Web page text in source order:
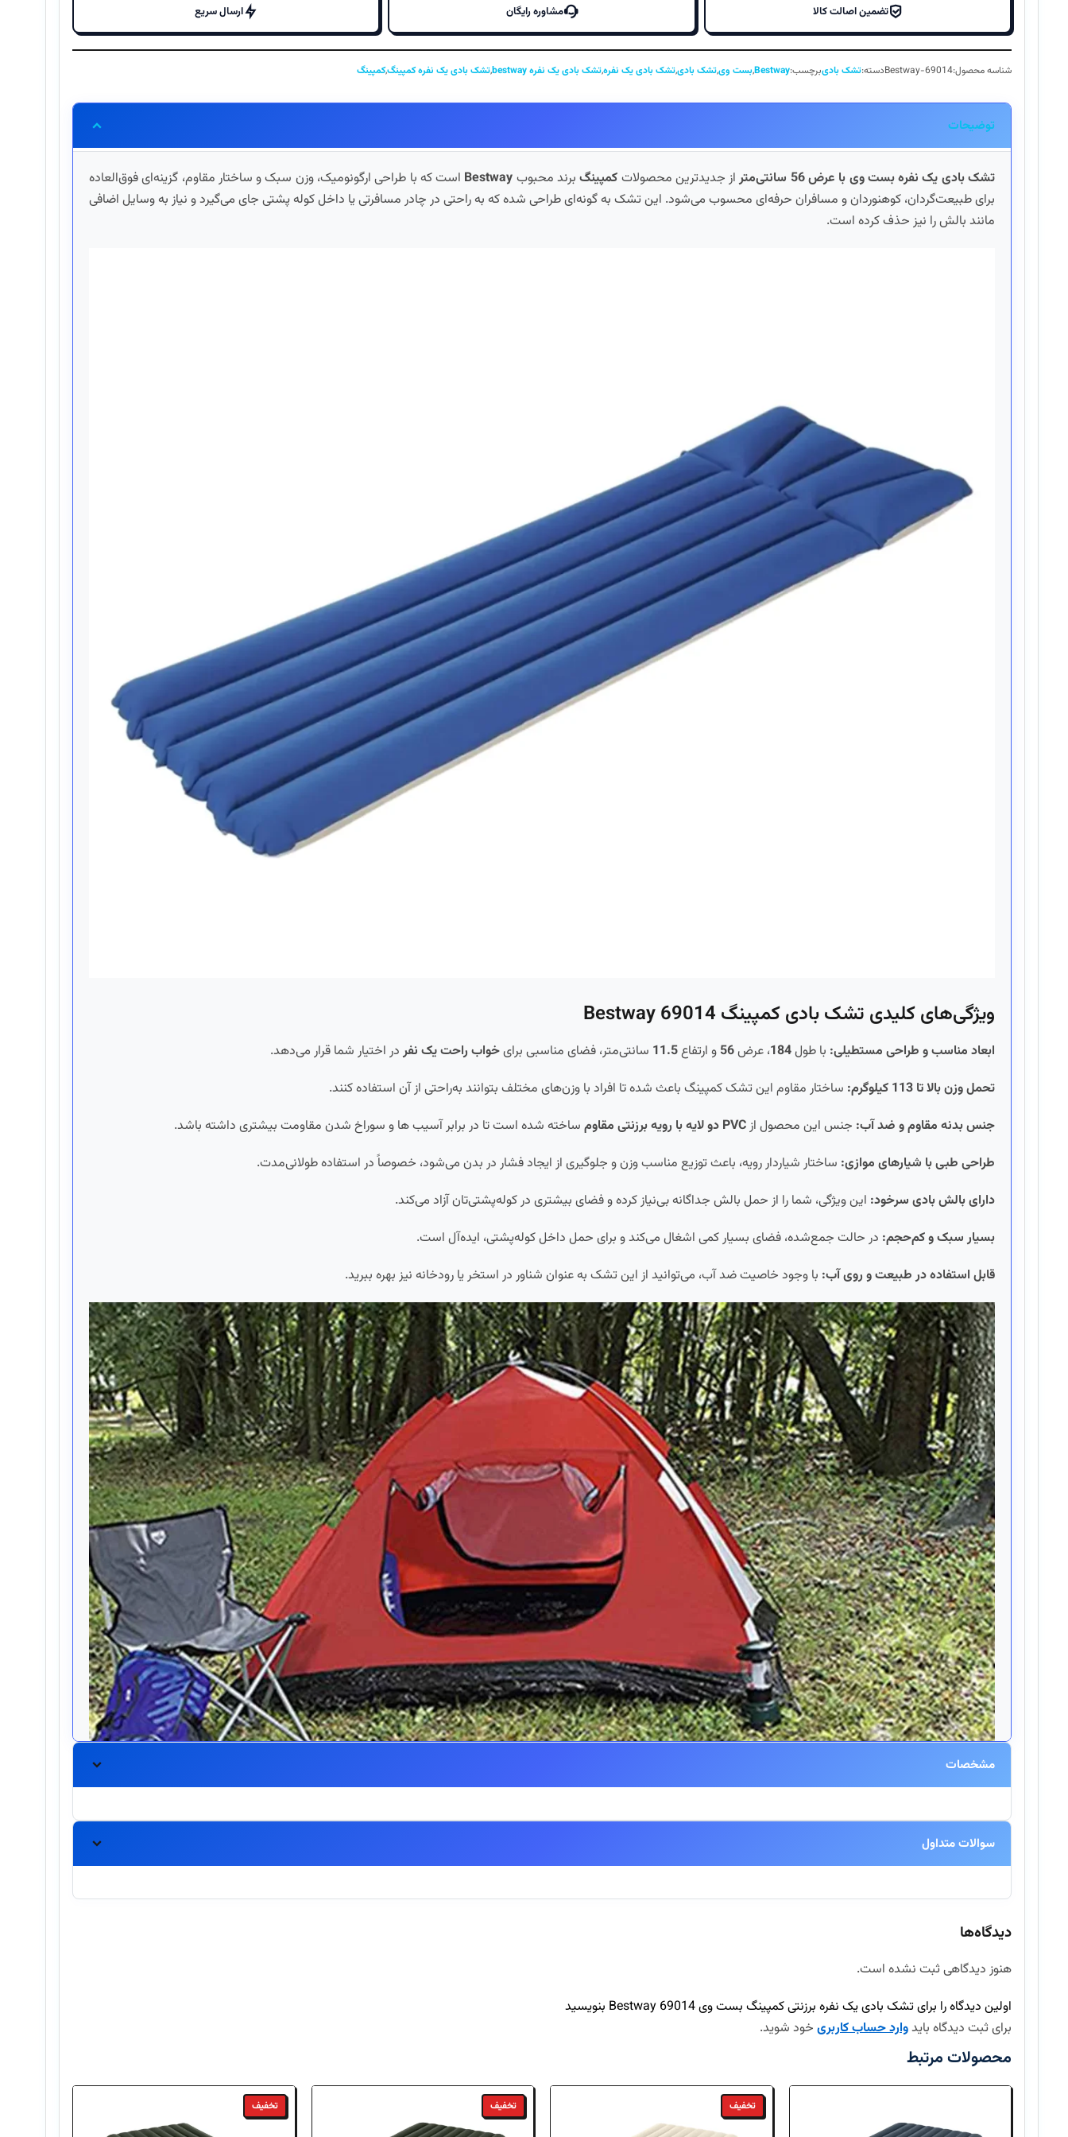
تضمین اصالت کالا مشاوره رایگان ارسال سریع
شناسه محصول:Bestway-69014دسته:تشک بادیبرچسب:Bestway
,بست وی,تشک بادی,تشک بادی یک نفره,تشک بادی یک نفره bestway ,تشک بادی یک نفره کمپینگ,کمپینگ
توضیحات
تشک بادی یک نفره بست وی با عرض 56 سانتی‌متر از جدیدترین محصولات کمپینگبرند محبوب Bestway است که با طراحی ارگونومیک، وزن سبک و ساختار مقاوم، گزینه‌ای فوق‌العاده
برای طبیعت‌گردان، کوهنوردان و مسافران حرفه‌ای محسوب می‌شود. این تشک به گونه‌ای طراحی شده که به راحتی در چادر مسافرتی یا داخل کوله پشتی جای می‌گیرد و نیاز به وسایل اضافی
مانند بالش را نیز حذف کرده است.
ویژگی‌های کلیدی تشک بادی کمپینگ Bestway 69014
ابعاد مناسب و طراحی مستطیلی: با طول184، عرض56 و ارتفاع11.5 سانتی‌متر، فضای مناسبی برایخواب راحت یک نفردر اختیار شما قرار می‌دهد.
تحمل وزن بالا تا 113 کیلوگرم:
ساختار مقاوم این تشک کمپینگ باعث شده تا افراد با وزن‌های مختلف بتوانند به‌راحتی از آن استفاده کنند.
جنس بدنه مقاوم و ضد آب: جنس این محصول ازPVC دو لایه با رویه برزنتی مقاوم
ساخته شده است تا در برابر آسیب ها و سوراخ شدن مقاومت بیشتری داشته باشد.
طراحی طبی با شیارهای موازی: ساختار شیاردار رویه، باعث توزیع مناسب وزن و جلوگیری از ایجاد فشار در بدن می‌شود، خصوصاً در استفاده طولانی‌مدت.
دارای بالش بادی سرخود: این ویژگی، شما را از حمل بالش جداگانه بی‌نیاز کرده و فضای بیشتری در کوله‌پشتی‌تان آزاد می‌کند.
بسیار سبک و کم‌حجم: در حالت جمع‌شده، فضای بسیار کمی اشغال می‌کند و برای حمل داخل کوله‌پشتی، ایده‌آل است.
قابل استفاده در طبیعت و روی آب: با وجود خاصیت ضد آب، می‌توانید از این تشک به عنوان شناور در استخر یا رودخانه نیز بهره ببرید.
مشخصات
سوالات متداول
آیا این محصول اورجینال است؟
بله، تمامی محصولات موجود در اینتکس مستقیماً از برندهای معتبر تهیه شده و اصالت آنها ۱۰۰٪ تضمین میگردد.
ارسال سفارش چند روز طول میکشد؟
آیا امکان بازگرداندن کالا وجود دارد؟
دیدگاه‌ها
هنوز دیدگاهی ثبت نشده است.
اولین دیدگاه را برای تشک بادی یک نفره برزنتی کمپینگ بست وی 69014 Bestway بنویسید
برای ثبت دیدگاه بایدوارد حساب کاربری خود شوید.
محصولات مرتبط
تخفیف تخفیف تخفیف